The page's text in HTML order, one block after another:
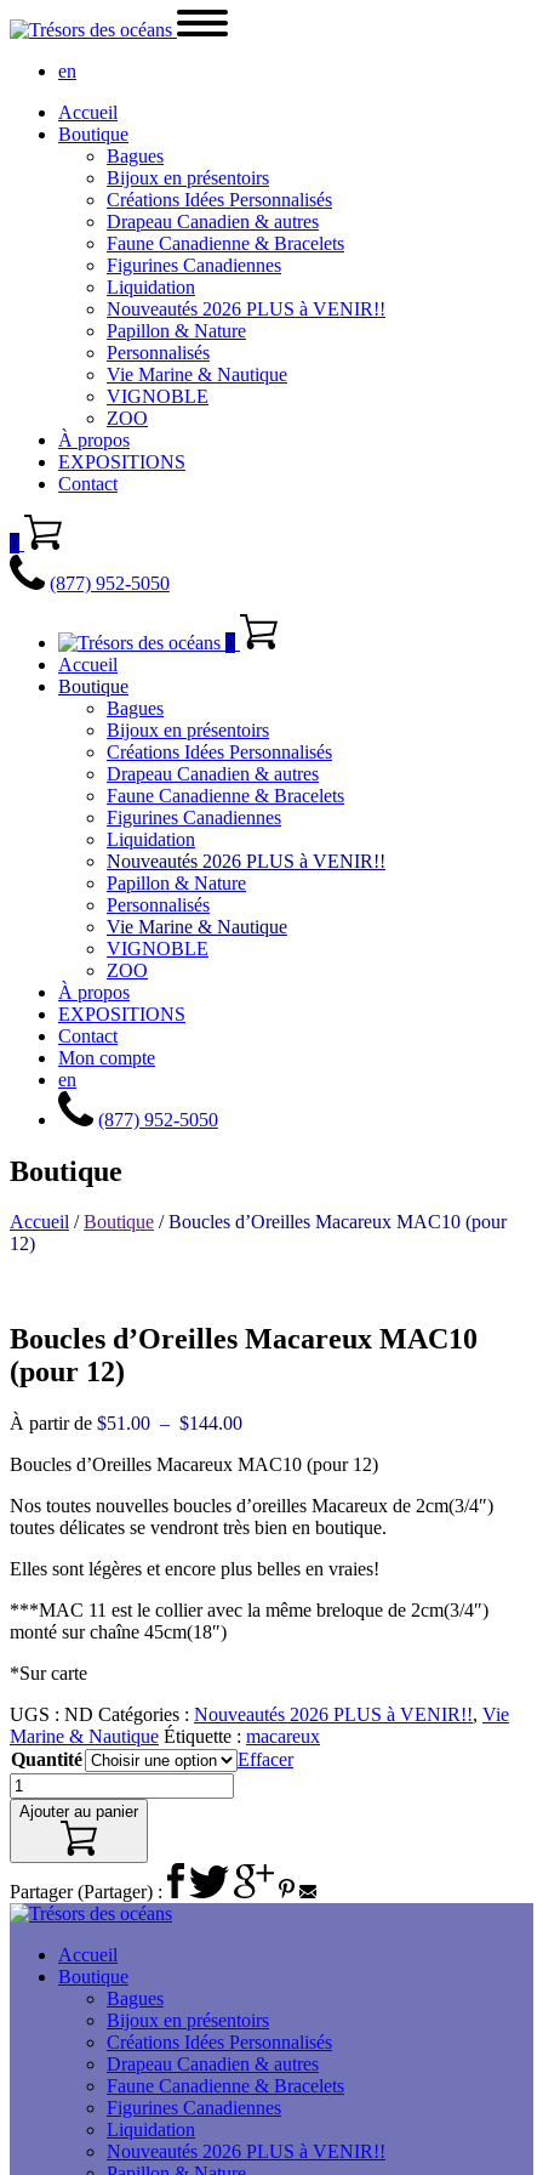
en
Accueil
Boutique
Bagues
Bijoux en présentoirs
Créations Idées Personnalisés
Drapeau Canadien & autres
Faune Canadienne & Bracelets
Figurines Canadiennes
Liquidation
Nouveautés 2026 PLUS à VENIR!!
Papillon & Nature
Personnalisés
Vie Marine & Nautique
VIGNOBLE
ZOO
À propos
EXPOSITIONS
Contact
0
(877) 952-5050
0
Accueil
Boutique
Bagues
Bijoux en présentoirs
Créations Idées Personnalisés
Drapeau Canadien & autres
Faune Canadienne & Bracelets
Figurines Canadiennes
Liquidation
Nouveautés 2026 PLUS à VENIR!!
Papillon & Nature
Personnalisés
Vie Marine & Nautique
VIGNOBLE
ZOO
À propos
EXPOSITIONS
Contact
Mon compte
en
(877) 952-5050
Boutique
Accueil /Boutique /Boucles d’Oreilles Macareux MAC10 (pour
12)
Boucles d’Oreilles Macareux MAC10
(pour 12)
À partir de $51.00 – $144.00Plage
prix :
à
$144.00
Boucles d’Oreilles Macareux MAC10 (pour 12)
Nos toutes nouvelles boucles d’oreilles Macareux de 2cm(3/4″)
toutes délicates se vendront très bien en boutique.
Elles sont légères et encore plus belles en vraies!
***MAC 11 est le collier avec la même breloque de 2cm(3/4″)
monté sur chaîne 45cm(18″)
*Sur carte
UGS : ND Catégories : Nouveautés 2026 PLUS à VENIR!!, Vie
Marine & Nautique Étiquette : macareux
Quantité
Effacer
Ajouter au panier
Partager (Partager) :
Accueil
Boutique
Bagues
Bijoux en présentoirs
Créations Idées Personnalisés
Drapeau Canadien & autres
Faune Canadienne & Bracelets
Figurines Canadiennes
Liquidation
Nouveautés 2026 PLUS à VENIR!!